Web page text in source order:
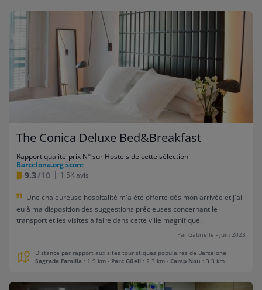
The Conica Deluxe Bed&Breakfast
Rapport qualité-prix N° sur Hostels de cette sélection
Barcelona.org score
9.3/10 1.5K avis
Une chaleureuse hospitalité m'a été offerte dès mon arrivée et j'ai
eu à ma disposition des suggestions précieuses concernant le
transport et les visites à faire dans cette ville magnifique.
Par Gabrielle - juin 2023
Distance par rapport aux sites touristiques populaires de Barcelone
Sagrada Familia : 1.9 km - Parc Güell : 2.3 km - Camp Nou : 3.3 km